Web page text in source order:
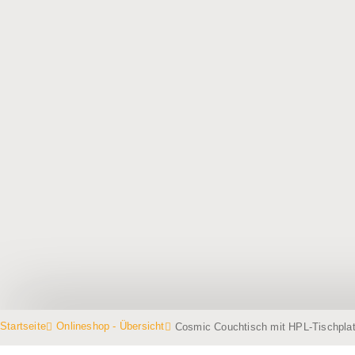
Startseite Onlineshop - Übersicht Cosmic Couchtisch mit HPL-